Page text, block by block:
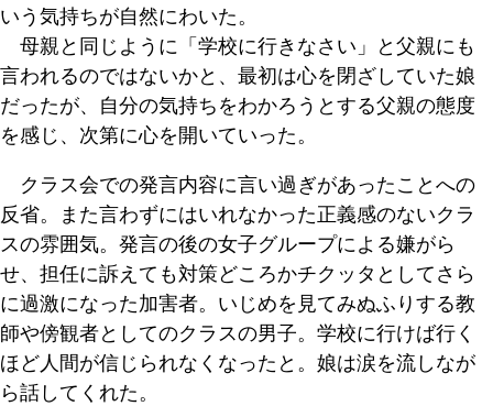
いう気持ちが自然にわいた。
母親と同じように「学校に行きなさい」と父親にも
言われるのではないかと、最初は心を閉ざしていた娘
だったが、自分の気持ちをわかろうとする父親の態度
を感じ、次第に心を開いていった。
クラス会での発言内容に言い過ぎがあったことへの
反省。また言わずにはいれなかった正義感のないクラ
スの雰囲気。発言の後の女子グループによる嫌がら
せ、担任に訴えても対策どころかチクッタとしてさら
に過激になった加害者。いじめを見てみぬふりする教
師や傍観者としてのクラスの男子。学校に行けば行く
ほど人間が信じられなくなったと。娘は涙を流しなが
ら話してくれた。